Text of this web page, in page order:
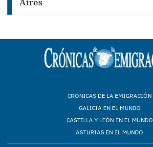
CRÓNICAS DE LA EMIGRACIÓN
GALICIA EN EL MUNDO
CASTILLA Y LEÓN EN EL MUNDO
ASTURIAS EN EL MUNDO